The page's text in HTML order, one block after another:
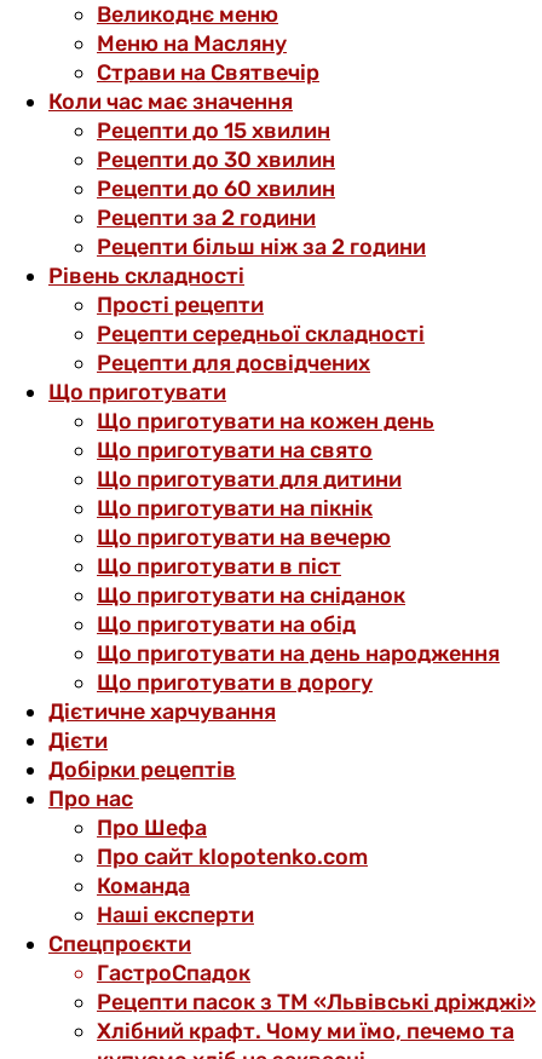
Великоднє меню
Меню на Масляну
Страви на Святвечір
Коли час має значення
Рецепти до 15 хвилин
Рецепти до 30 хвилин
Рецепти до 60 хвилин
Рецепти за 2 години
Рецепти більш ніж за 2 години
Рівень складності
Прості рецепти
Рецепти середньої складності
Рецепти для досвідчених
Що приготувати
Що приготувати на кожен день
Що приготувати на свято
Що приготувати для дитини
Що приготувати на пікнік
Що приготувати на вечерю
Що приготувати в піст
Що приготувати на сніданок
Що приготувати на обід
Що приготувати на день народження
Що приготувати в дорогу
Дієтичне харчування
Дієти
Добірки рецептів
Про нас
Про Шефа
Про сайт klopotenko.com
Команда
Наші експерти
Спецпроєкти
ГастроСпадок
Рецепти пасок з ТМ «Львівські дріжджі»
Хлібний крафт. Чому ми їмо, печемо та